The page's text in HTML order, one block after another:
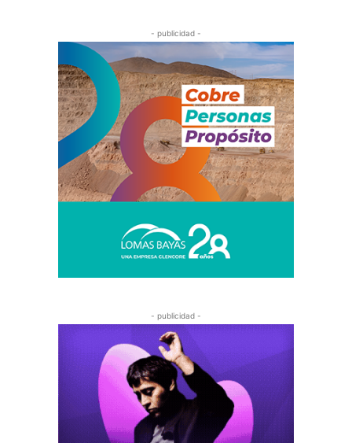
- publicidad -
- publicidad -